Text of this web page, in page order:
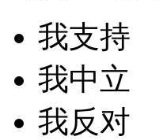
我支持
我中立
我反对